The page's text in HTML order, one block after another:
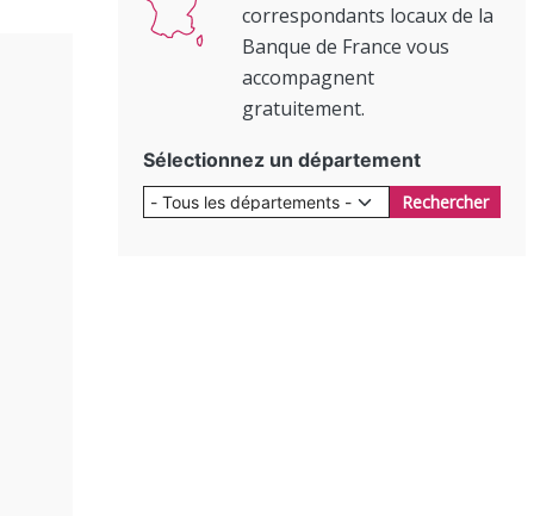
correspondants locaux de la
Banque de France vous
accompagnent
gratuitement.
Sélectionnez un département
Rechercher